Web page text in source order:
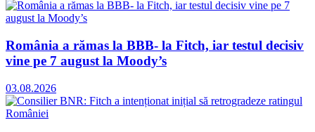
România a rămas la BBB- la Fitch, iar testul decisiv
vine pe 7 august la Moody’s
03.08.2026